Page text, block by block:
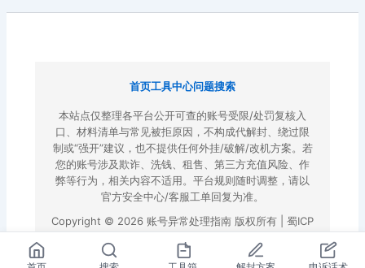
首页工具中心问题搜索
本站点仅整理各平台公开可查的账号受限/处罚复核入
口、材料清单与常见被拒原因，不构成代解封、绕过限
制或“强开”建议，也不提供任何外挂/破解/改机方案。若
您的账号涉及欺诈、洗钱、租售、第三方充值风险、作
弊等行为，相关内容不适用。平台规则随时调整，请以
官方安全中心/客服工单回复为准。
Copyright © 2026 账号异常处理指南 版权所有 | 蜀ICP